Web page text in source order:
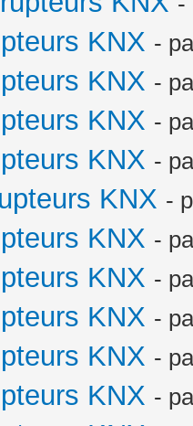
KNX -
KNX -
KNX -
KNX -
KNX -
KNX -
KNX -
KNX -
KNX -
KNX -